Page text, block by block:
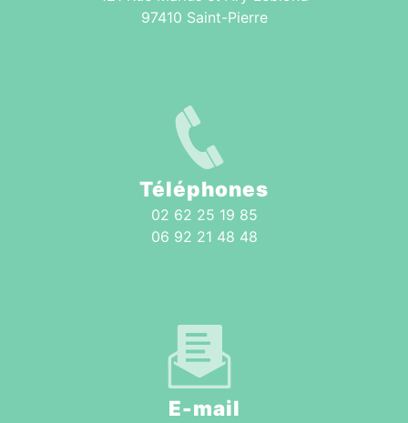
97410 Saint-Pierre
Téléphones
02 62 25 19 85
06 92 21 48 48
E-mail